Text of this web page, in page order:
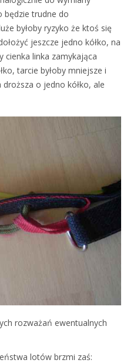
będzie trudne do
byłoby ryzyko że ktoś się
jeszcze jedno kółko, na
cienka linka zamykająca
tarcie byłoby mniejsze i
droższa o jedno kółko, ale
rozważań ewentualnych
lotów brzmi zaś: